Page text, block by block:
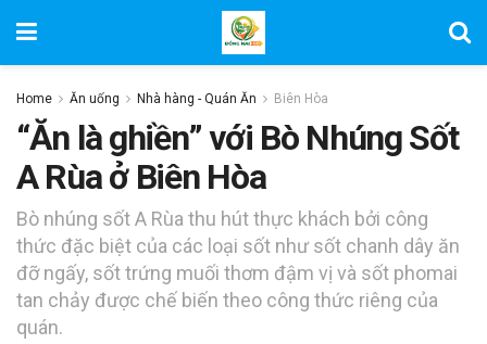
Home Ăn uống Nhà hàng - Quán Ăn Biên Hòa
“Ăn là ghiền” với Bò Nhúng Sốt
A Rùa ở Biên Hòa
Bò nhúng sốt A Rùa thu hút thực khách bởi công
thức đặc biệt của các loại sốt như sốt chanh dây ăn
đỡ ngấy, sốt trứng muối thơm đậm vị và sốt phomai
tan chảy được chế biến theo công thức riêng của
quán.